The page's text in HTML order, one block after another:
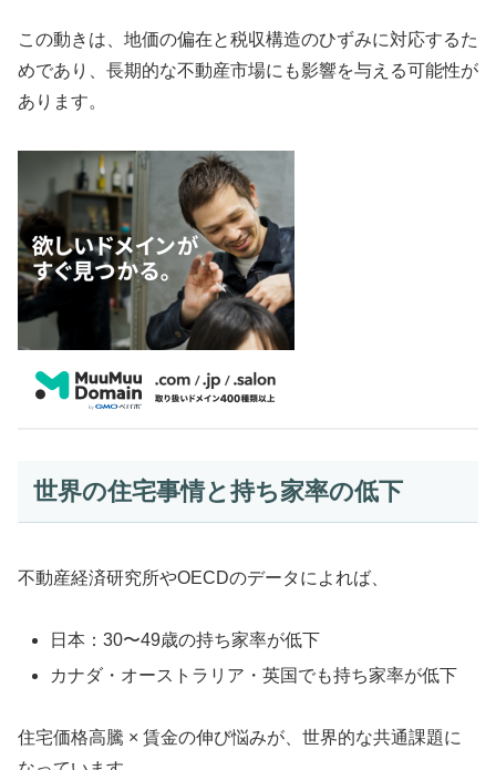
この動きは、地価の偏在と税収構造のひずみに対応するた
めであり、長期的な不動産市場にも影響を与える可能性が
あります。
世界の住宅事情と持ち家率の低下
不動産経済研究所やOECDのデータによれば、
日本：30〜49歳の持ち家率が低下
カナダ・オーストラリア・英国でも持ち家率が低下
住宅価格高騰 × 賃金の伸び悩みが、世界的な共通課題に